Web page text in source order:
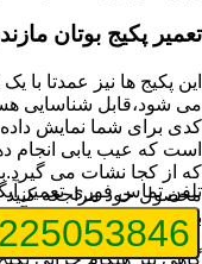
تعمیر پکیج بوتان
این پکیج ها نیز عمدتا با
می شود،قابل شناسایی
کدی برای شما نمایش داده
است که عیب یابی انجام
که از کجا نشات می
محصول خود مراجعه کنید
برای پکیج پیش بیاید در
گاهی نیز هنگام خرابی
تلفن تماس فوریتعمیر